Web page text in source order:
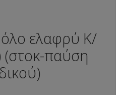
ελαφρύ Κ/
(στοκ-παύση